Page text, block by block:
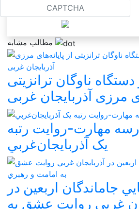
هزار دستگاه ناوگان ترانزیتی
مرزی آذربایجان ‌غربی
مهارت-روايت رتبه
يک آذربايجان‌غربي
جاماندگان اربعين در
غربي روايت عشق به